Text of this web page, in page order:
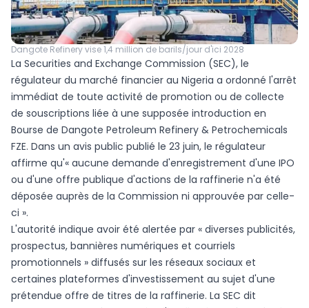
Dangote Refinery vise 1,4 million de barils/jour d'ici 2028
La Securities and Exchange Commission (SEC), le
régulateur du marché financier au Nigeria a ordonné l'arrêt
immédiat de toute activité de promotion ou de collecte
de souscriptions liée à une supposée introduction en
Bourse de Dangote Petroleum Refinery & Petrochemicals
FZE. Dans un avis public publié le 23 juin, le régulateur
affirme qu'« aucune demande d'enregistrement d'une IPO
ou d'une offre publique d'actions de la raffinerie n'a été
déposée auprès de la Commission ni approuvée par celle-
ci ».
L'autorité indique avoir été alertée par « diverses publicités,
prospectus, bannières numériques et courriels
promotionnels » diffusés sur les réseaux sociaux et
certaines plateformes d'investissement au sujet d'une
prétendue offre de titres de la raffinerie. La SEC dit